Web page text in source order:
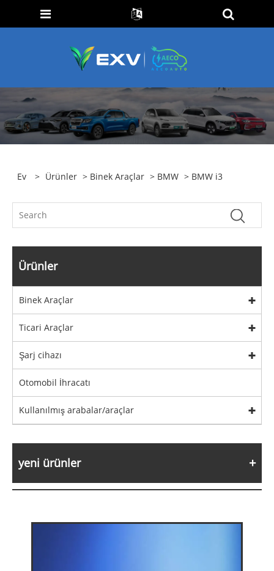
Ev > Ürünler > Binek Araçlar > BMW > BMW i3
Ürünler
Binek Araçlar
Ticari Araçlar
Şarj cihazı
Otomobil İhracatı
Kullanılmış arabalar/araçlar
yeni ürünler